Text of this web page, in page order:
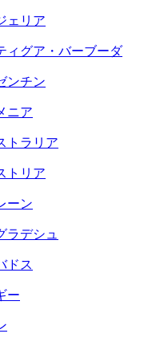
ェリア
ィグア・バーブーダ
ンチン
ニア
トラリア
トリア
ーン
ラデシュ
ドス
ー